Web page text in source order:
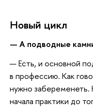
Новый цикл
— А подводные
— Есть, и основной
в профессию. Как
нужно
начала практики до